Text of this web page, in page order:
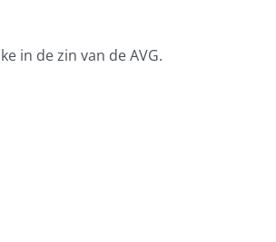
in de zin van de AVG.